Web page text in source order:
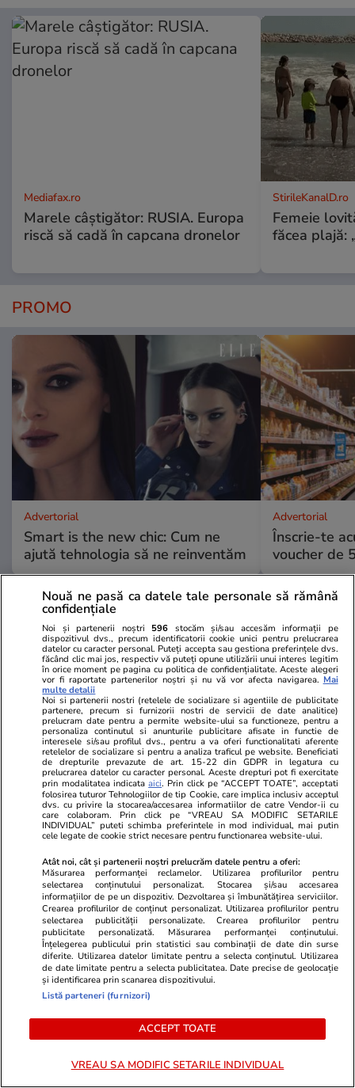
Mediafax.ro
Marele câștigător: RUSIA. Europa
riscă să cadă în capcana dronelor
StirileKanalD.ro
Femeie
făcea plajă:
PROMO
Advertorial
Smart is the new chic: Cum ne
ajută tehnologia să ne reinventăm
Advertorial
Înscrie-te
voucher de
PARTENERI
Wowbiz.ro
Andreea Ibacka a izbucnit în
plâns! Ce a emoționat-o până la
lacrimi pe vedetă: „Nu-mi mai e
rușine să fiu vulnerabilă”
Redactia.ro
Gata!
ISTORIE!!
prezentat
de
E!! Nimeni
POLITIC
Exclusiv
Politică
Culise. Lupta nevăzută din PSD
pentru un „mariaj politic” cu
AUR. Cum sunt împărțite
Nouă ne pasă ca datele tale personale să rămână
confidențiale
Noi și partenerii noștri 596 stocăm și/sau accesăm informații pe
dispozitivul dvs., precum identificatorii cookie unici pentru prelucrarea
datelor cu caracter personal. Puteți accepta sau gestiona preferințele dvs.
făcând clic mai jos, respectiv vă puteți opune utilizării unui interes legitim
în orice moment pe pagina cu politica de confidențialitate. Aceste alegeri
vor fi raportate partenerilor noștri și nu vă vor afecta navigarea. Mai
multe detalii
Noi si partenerii nostri (retelele de socializare si agentiile de publicitate
partenere, precum si furnizorii nostri de servicii de date analitice)
prelucram date pentru a permite website-ului sa functioneze, pentru a
personaliza continutul si anunturile publicitare afisate in functie de
interesele si/sau profilul dvs., pentru a va oferi functionalitati aferente
retelelor de socializare si pentru a analiza traficul pe website. Beneficiati
de drepturile prevazute de art. 15-22 din GDPR in legatura cu
prelucrarea datelor cu caracter personal. Aceste drepturi pot fi exercitate
prin modalitatea indicataaici. Prin click pe “ACCEPT TOATE”, acceptati
folosirea tuturor Tehnologiilor de tip Cookie, care implica inclusiv acceptul
dvs. cu privire la stocarea/accesarea informatiilor de catre Vendor-ii cu
care colaboram. Prin click pe “VREAU SA MODIFIC SETARILE
INDIVIDUAL” puteti schimba preferintele in mod individual, mai putin
cele legate de cookie strict necesare pentru functionarea website-ului.
Atât noi, cât și partenerii noștri prelucrăm datele pentru a oferi:
Măsurarea performanței reclamelor. Utilizarea profilurilor pentru
selectarea conținutului personalizat. Stocarea și/sau accesarea
informațiilor de pe un dispozitiv. Dezvoltarea și îmbunătățirea serviciilor.
Crearea profilurilor de conținut personalizat. Utilizarea profilurilor pentru
selectarea publicității personalizate. Crearea profilurilor pentru
publicitate personalizată. Măsurarea performanței conținutului.
Înțelegerea publicului prin statistici sau combinații de date din surse
diferite. Utilizarea datelor limitate pentru a selecta conținutul. Utilizarea
de date limitate pentru a selecta publicitatea. Date precise de geolocație
și identificarea prin scanarea dispozitivului.
Listă parteneri (furnizori)
ACCEPT TOATE
VREAU SA MODIFIC SETARILE INDIVIDUAL